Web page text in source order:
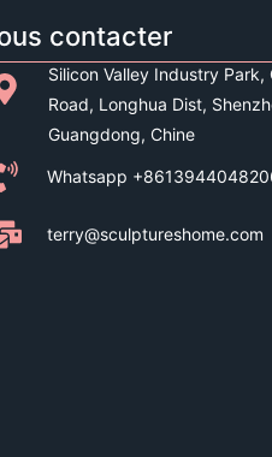
contacter
Silicon Valley Industry Park,
Road, Longhua Dist,
Guangdong, Chine
Whatsapp
terry@sculptureshome.com